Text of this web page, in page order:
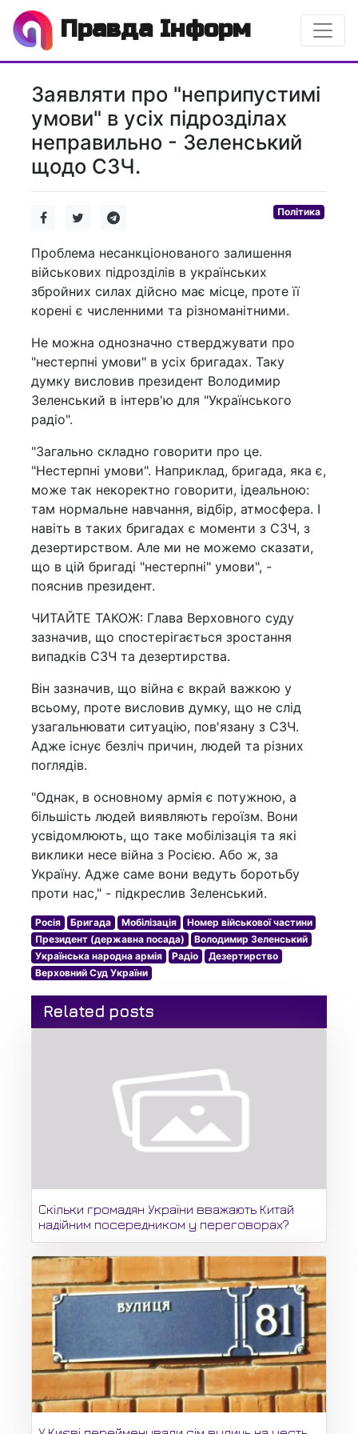
Правда Інформ
Заявляти про "неприпустимі
умови" в усіх підрозділах
неправильно - Зеленський
щодо СЗЧ.
Політика
Проблема несанкціонованого залишення
військових підрозділів в українських
збройних силах дійсно має місце, проте її
корені є численними та різноманітними.
Не можна однозначно стверджувати про
"нестерпні умови" в усіх бригадах. Таку
думку висловив президент Володимир
Зеленський в інтерв'ю для "Українського
радіо".
"Загально складно говорити про це.
"Нестерпні умови". Наприклад, бригада, яка є,
може так некоректно говорити, ідеальною:
там нормальне навчання, відбір, атмосфера. І
навіть в таких бригадах є моменти з СЗЧ, з
дезертирством. Але ми не можемо сказати,
що в цій бригаді "нестерпні" умови", -
пояснив президент.
ЧИТАЙТЕ ТАКОЖ: Глава Верховного суду
зазначив, що спостерігається зростання
випадків СЗЧ та дезертирства.
Він зазначив, що війна є вкрай важкою у
всьому, проте висловив думку, що не слід
узагальнювати ситуацію, пов'язану з СЗЧ.
Адже існує безліч причин, людей та різних
поглядів.
"Однак, в основному армія є потужною, а
більшість людей виявляють героїзм. Вони
усвідомлюють, що таке мобілізація та які
виклики несе війна з Росією. Або ж, за
Україну. Адже саме вони ведуть боротьбу
проти нас," - підкреслив Зеленський.
Росія Бригада Мобілізація
Номер військової частини
Президент (державна посада)
Володимир Зеленський
Українська народна армія
Радіо
Дезертирство
Верховний Суд України
Related posts
Скільки громадян України вважають Китай
надійним посередником у переговорах?